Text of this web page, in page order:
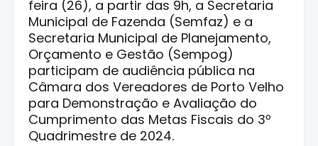
feira (26), a partir das 9h, a Secretaria
Municipal de Fazenda (Semfaz) e a
Secretaria Municipal de Planejamento,
Orçamento e Gestão (Sempog)
participam de audiência pública na
Câmara dos Vereadores de Porto Velho
para Demonstração e Avaliação do
Cumprimento das Metas Fiscais do 3º
Quadrimestre de 2024.